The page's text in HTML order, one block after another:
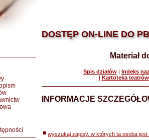
DOSTĘP ON-LINE DO
Materiał
| Spis działów | Indeks
| Kartoteka teatrów
INFORMACJE
wyszukaj zapisy, w których ta osoba jest